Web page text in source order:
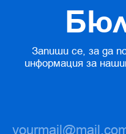
Запиши се, за да
информация за